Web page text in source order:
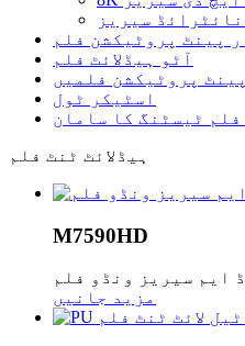
سیریز
پینٹ پروٹیکشن فلم
آٹو ہیڈلائٹ فلم
پروٹیکشن فلمیں
اسٹیکر ٹول
فلم ٹیسٹنگ کا سامان
ہیڈلائٹ ٹنٹ فلم
M7590HD
مزید جانیں